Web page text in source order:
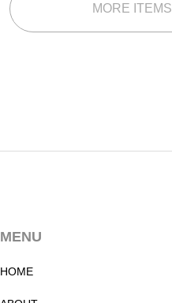
¥3,980
MORE ITEMS
MENU
HOME